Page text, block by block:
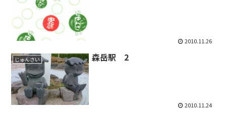
2010.11.26
じゅんさい 森岳駅 2
2010.11.24